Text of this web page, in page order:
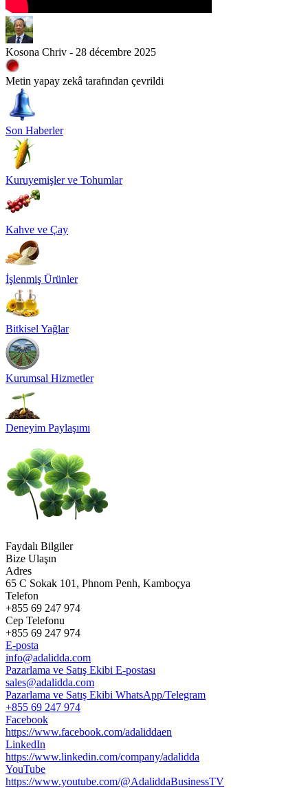
Kosona Chriv - 28 décembre 2025
Metin yapay zekâ tarafından çevrildi
Son Haberler
Kuruyemişler ve Tohumlar
Kahve ve Çay
İşlenmiş Ürünler
Bitkisel Yağlar
Kurumsal Hizmetler
Deneyim Paylaşımı
Faydalı Bilgiler
Bize Ulaşın
Adres
65 C Sokak 101, Phnom Penh, Kamboçya
Telefon
+855 69 247 974
Cep Telefonu
+855 69 247 974
E-posta
info@adalidda.com
Pazarlama ve Satış Ekibi E-postası
sales@adalidda.com
Pazarlama ve Satış Ekibi WhatsApp/Telegram
+855 69 247 974
Facebook
https://www.facebook.com/adaliddaen
LinkedIn
https://www.linkedin.com/company/adalidda
YouTube
https://www.youtube.com/@AdaliddaBusinessTV